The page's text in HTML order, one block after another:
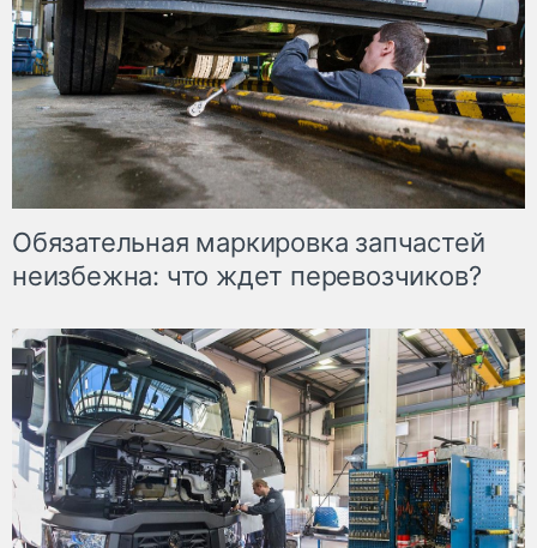
Обязательная маркировка запчастей
неизбежна: что ждет перевозчиков?